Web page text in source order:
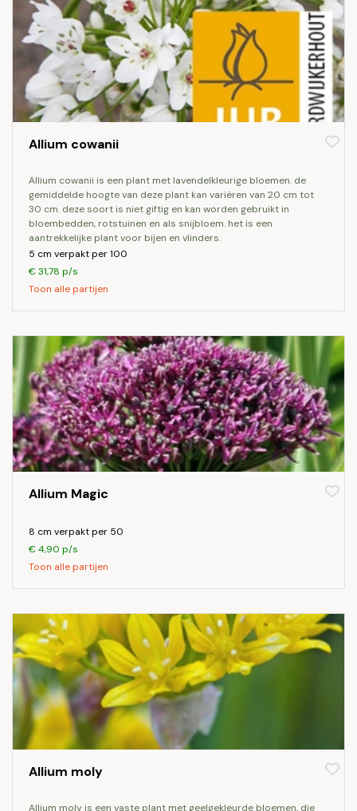
Allium cowanii
allium cowanii is een plant met lavendelkleurige bloemen. de
gemiddelde hoogte van deze plant kan variëren van 20 cm tot
30 cm. deze soort is niet giftig en kan worden gebruikt in
bloembedden, rotstuinen en als snijbloem. het is een
aantrekkelijke plant voor bijen en vlinders.
5 cm verpakt per 100
€ 31,78 p/s
Toon alle partijen
Allium Magic
8 cm verpakt per 50
€ 4,90 p/s
Toon alle partijen
Allium moly
allium moly is een vaste plant met geelgekleurde bloemen, die